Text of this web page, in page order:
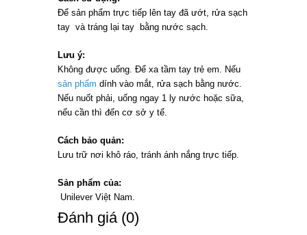
Để sản phẩm trực tiếp lên tay đã ướt, rửa sạch
tay và tráng lại tay bằng nước sạch.
Lưu ý:
Không được uống. Để xa tầm tay trẻ em. Nếu
sản phẩm dính vào mắt, rửa sạch bằng nước.
Nếu nuốt phải, uống ngay 1 ly nước hoặc sữa,
nếu cần thì đến cơ sở y tế.
Cách bảo quản:
Lưu trữ nơi khô ráo, tránh ánh nắng trực tiếp.
Sản phẩm của:
Unilever Việt Nam.
Ðánh giá (0)